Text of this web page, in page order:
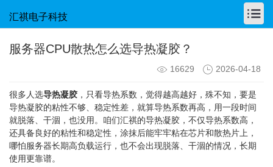
汇祺电子科技
服务器CPU散热怎么选导热凝胶？
16629 2026-04-18
很多人选导热凝胶 ，只看导热系数，觉得越高越好，殊不知，要是
导热凝胶的粘性不够、稳定性差，就算导热系数再高，用一段时间
就脱落、干涸，也没用。咱们汇祺的导热凝胶，不仅导热系数高，
还具备良好的粘性和稳定性，涂抹后能牢牢粘在芯片和散热片上，
哪怕服务器长期高负载运行，也不会出现脱落、干涸的情况，长期
使用更靠谱。